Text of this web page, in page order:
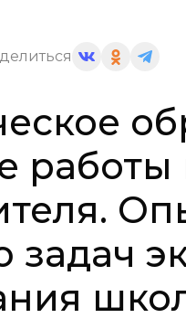
работы